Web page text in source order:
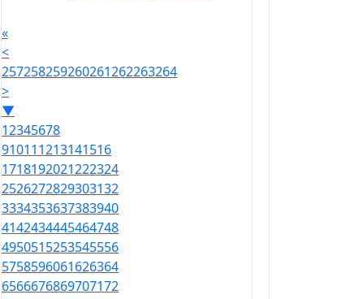
«
<
257258259260261262263264
>
▼
12345678
910111213141516
1718192021222324
2526272829303132
3334353637383940
4142434445464748
4950515253545556
5758596061626364
6566676869707172